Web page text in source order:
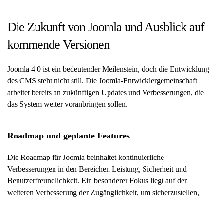
Die Zukunft von Joomla und Ausblick auf
kommende Versionen
Joomla 4.0 ist ein bedeutender Meilenstein, doch die Entwicklung
des CMS steht nicht still. Die Joomla-Entwicklergemeinschaft
arbeitet bereits an zukünftigen Updates und Verbesserungen, die
das System weiter voranbringen sollen.
Roadmap und geplante Features
Die Roadmap für Joomla beinhaltet kontinuierliche
Verbesserungen in den Bereichen Leistung, Sicherheit und
Benutzerfreundlichkeit. Ein besonderer Fokus liegt auf der
weiteren Verbesserung der Zugänglichkeit, um sicherzustellen,